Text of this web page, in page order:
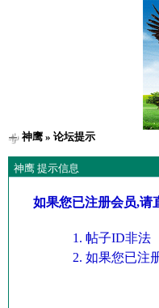
神鹰» 论坛提示
神鹰 提示信息
如果您已注册会员,请
帖子ID非法
如果您已注